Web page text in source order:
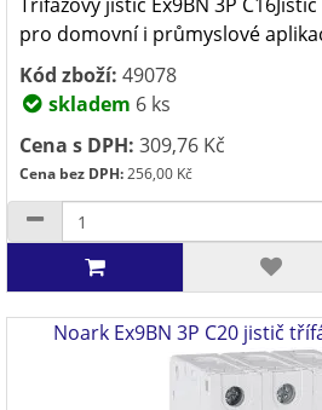
pro domovní i průmyslové
Kód zboží: 49078
skladem 6 ks
Cena s DPH: 309,76 Kč
Cena bez DPH:256,00 Kč
Noark Ex9BN 3P C20 jistič